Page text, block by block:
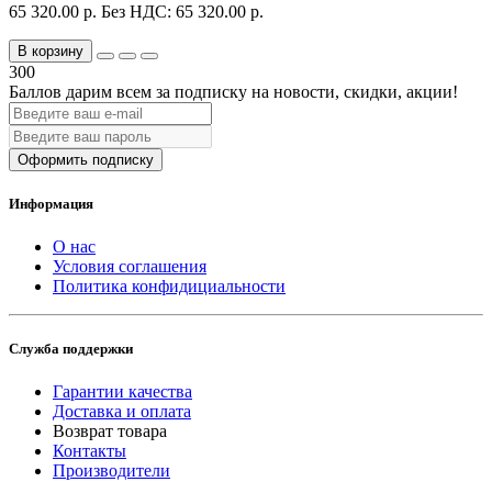
65 320.00 р. Без НДС: 65 320.00 р.
В корзину
300
Баллов дарим всем за подписку на новости, скидки, акции!
Оформить подписку
Информация
О нас
Условия соглашения
Политика конфидициальности
Служба поддержки
Гарантии качества
Доставка и оплата
Возврат товара
Контакты
Производители